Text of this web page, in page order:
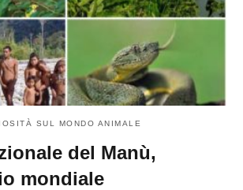
SUL MONDO ANIMALE
del Manù,
mondiale